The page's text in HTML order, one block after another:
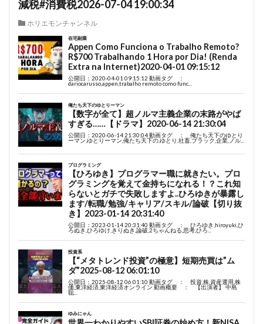
減税#消費税2026-07-04 19:00:34
ホリエモンチャンネル